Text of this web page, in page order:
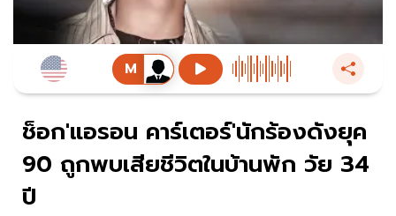
ช็อก'แอรอน คาร์เตอร์'นักร้องดังยุค
90 ถูกพบเสียชีวิตในบ้านพัก วัย 34
ปี